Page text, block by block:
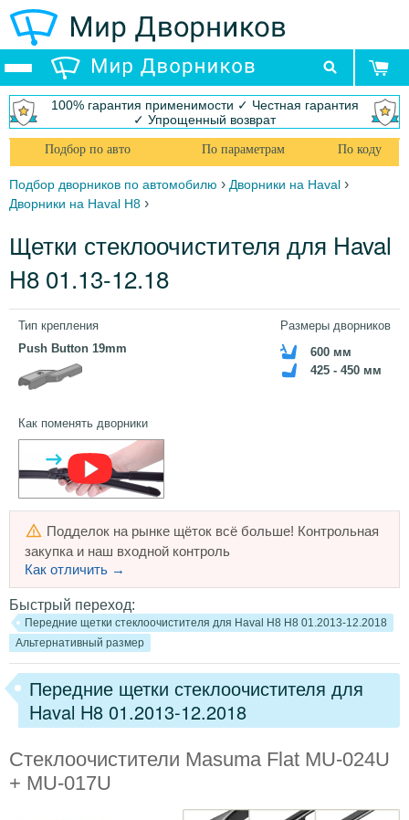
100% гарантия применимости ✓ Честная гарантия
✓ Упрощенный возврат
Подбор по авто По параметрам По коду
Подбор дворников по автомобилю › Дворники на Haval ›
Дворники на Haval H8 ›
Щетки стеклоочистителя для Haval
H8 01.13-12.18
Тип крепления
Push Button 19mm
Размеры дворников
600 мм
425 - 450 мм
Как поменять дворники
Подделок на рынке щёток всё больше! Контрольная
закупка и наш входной контроль
Как отличить →
Быстрый переход:
Передние щетки стеклоочистителя для Haval H8 H8 01.2013-12.2018
Альтернативный размер
Передние щетки стеклоочистителя для
Haval H8 01.2013-12.2018
Стеклоочистители Masuma Flat MU-024U
+ MU-017U